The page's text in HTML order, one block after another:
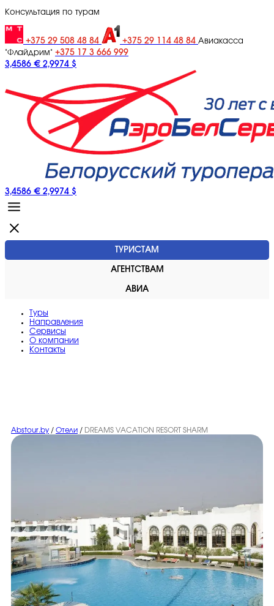
Консультация по турам
+375 29 508 48 84 +375 29 114 48 84 Авиакасса
"Флайдрим" +375 17 3 666 999
3,4586 € 2,9974 $
3,4586 € 2,9974 $
ТУРИСТАМ
АГЕНТСТВАМ
АВИА
Туры
Направления
Сервисы
O компании
Контакты
Abstour.by / Отели / DREAMS VACATION RESORT SHARM